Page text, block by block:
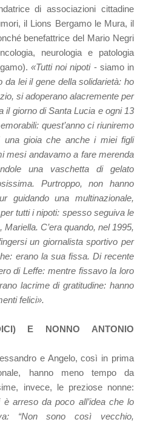
di associazioni cittadine
il Lions Bergamo le Mura, il
benefattrice del Mario Negri
neurologia e patologia
«Tutti noi nipoti- siamo in
da lei il gene della solidarietà: ho
si adoperano alacremente per
il giorno di Santa Lucia e ogni 13
quest’anno ci riuniremo
gioia che anche i miei figli
mesi andavamo a fare merenda
una vaschetta di gelato
Purtroppo, non hanno
guidando una multinazionale,
tutti i nipoti: spesso seguiva le
C’era quando, nel 1995,
un giornalista sportivo per
erano la sua fissa. Di recente
di Leffe: mentre fissavo la loro
lacrime di gratitudine: hanno
felici».
E NONNO ANTONIO
e Angelo, così in prima
hanno meno tempo da
invece, le preziose nonne:
arreso da poco all’idea che lo
“Non sono così vecchio,